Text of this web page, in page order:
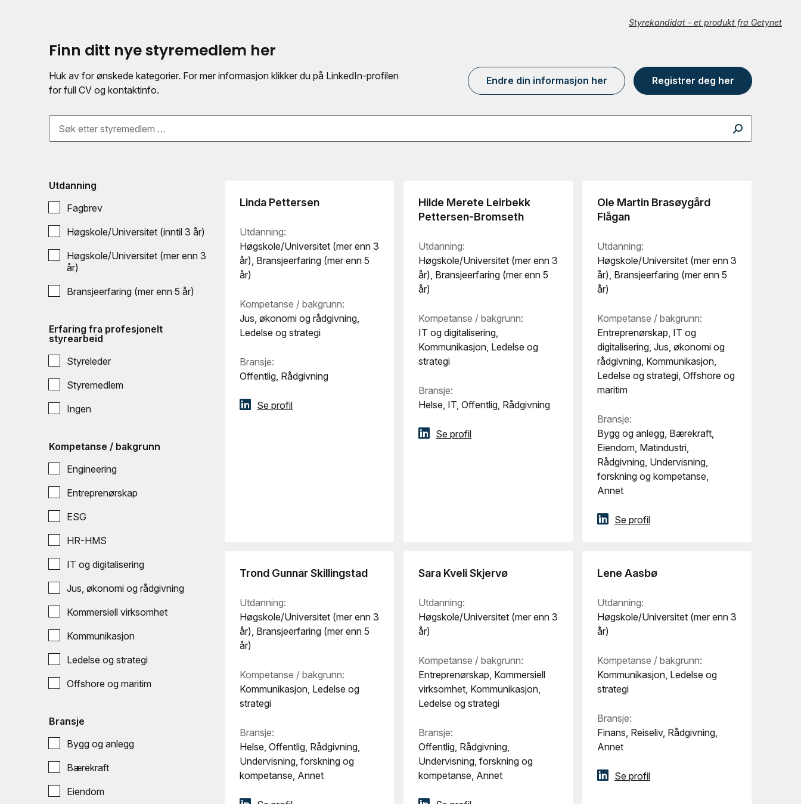
Styrekandidat - et produkt fra Getynet
Endre din informasjon her Registrer deg her
Finn ditt nye styremedlem her
Huk av for ønskede kategorier. For mer informasjon klikker du på LinkedIn-profilen
for full CV og kontaktinfo.
Utdanning
Fagbrev
Høgskole/Universitet (inntil 3 år)
Høgskole/Universitet (mer enn 3
år)
Bransjeerfaring (mer enn 5 år)
Erfaring fra profesjonelt
styrearbeid
Styreleder
Styremedlem
Ingen
Kompetanse / bakgrunn
Engineering
Entreprenørskap
ESG
HR-HMS
IT og digitalisering
Jus, økonomi og rådgivning
Kommersiell virksomhet
Kommunikasjon
Ledelse og strategi
Offshore og maritim
Bransje
Bygg og anlegg
Bærekraft
Eiendom
Linda Pettersen
Utdanning:
Høgskole/Universitet (mer enn 3
år), Bransjeerfaring (mer enn 5
år)
Kompetanse / bakgrunn:
Jus, økonomi og rådgivning,
Ledelse og strategi
Bransje:
Offentlig, Rådgivning
Se profil
Hilde Merete Leirbekk
Pettersen-Bromseth
Utdanning:
Høgskole/Universitet (mer enn 3
år), Bransjeerfaring (mer enn 5
år)
Kompetanse / bakgrunn:
IT og digitalisering,
Kommunikasjon, Ledelse og
strategi
Bransje:
Helse, IT, Offentlig, Rådgivning
Se profil
Ole Martin Brasøygård
Flågan
Utdanning:
Høgskole/Universitet (mer enn 3
år), Bransjeerfaring (mer enn 5
år)
Kompetanse / bakgrunn:
Entreprenørskap, IT og
digitalisering, Jus, økonomi og
rådgivning, Kommunikasjon,
Ledelse og strategi, Offshore og
maritim
Bransje:
Bygg og anlegg, Bærekraft,
Eiendom, Matindustri,
Rådgivning, Undervisning,
forskning og kompetanse,
Annet
Se profil
Trond Gunnar Skillingstad
Utdanning:
Høgskole/Universitet (mer enn 3
år), Bransjeerfaring (mer enn 5
år)
Kompetanse / bakgrunn:
Kommunikasjon, Ledelse og
strategi
Bransje:
Helse, Offentlig, Rådgivning,
Undervisning, forskning og
kompetanse, Annet
Sara Kveli Skjervø
Utdanning:
Høgskole/Universitet (mer enn 3
år)
Kompetanse / bakgrunn:
Entreprenørskap, Kommersiell
virksomhet, Kommunikasjon,
Ledelse og strategi
Bransje:
Offentlig, Rådgivning,
Undervisning, forskning og
kompetanse, Annet
Lene Aasbø
Utdanning:
Høgskole/Universitet (mer enn 3
år)
Kompetanse / bakgrunn:
Kommunikasjon, Ledelse og
strategi
Bransje:
Finans, Reiseliv, Rådgivning,
Annet
Se profil